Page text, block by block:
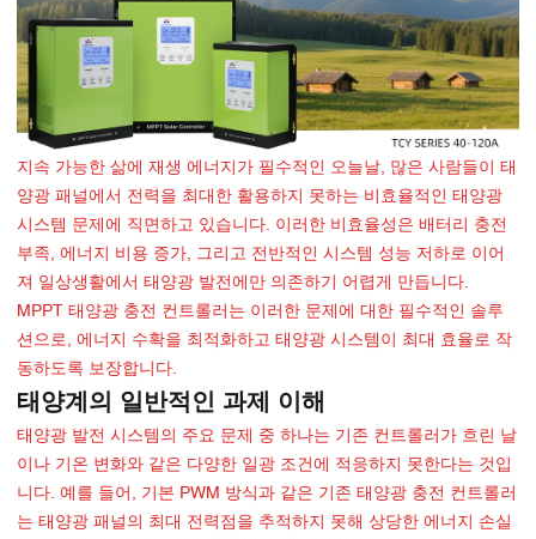
지속 가능한 삶에 재생 에너지가 필수적인 오늘날, 많은 사람들이 태
양광 패널에서 전력을 최대한 활용하지 못하는 비효율적인 태양광
시스템 문제에 직면하고 있습니다. 이러한 비효율성은 배터리 충전
부족, 에너지 비용 증가, 그리고 전반적인 시스템 성능 저하로 이어
져 일상생활에서 태양광 발전에만 의존하기 어렵게 만듭니다.
MPPT 태양광 충전 컨트롤러는 이러한 문제에 대한 필수적인 솔루
션으로, 에너지 수확을 최적화하고 태양광 시스템이 최대 효율로 작
동하도록 보장합니다.
태양계의 일반적인 과제 이해
태양광 발전 시스템의 주요 문제 중 하나는 기존 컨트롤러가 흐린 날
이나 기온 변화와 같은 다양한 일광 조건에 적응하지 못한다는 것입
니다. 예를 들어, 기본 PWM 방식과 같은 기존 태양광 충전 컨트롤러
는 태양광 패널의 최대 전력점을 추적하지 못해 상당한 에너지 손실